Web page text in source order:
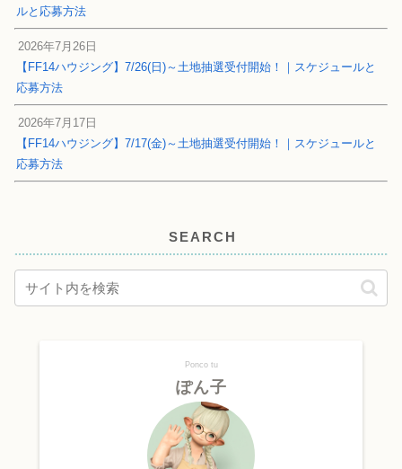
ルと応募方法
2026年7月26日
【FF14ハウジング】7/26(日)～土地抽選受付開始！｜スケジュールと
応募方法
2026年7月17日
【FF14ハウジング】7/17(金)～土地抽選受付開始！｜スケジュールと
応募方法
SEARCH
Ponco tu
ぽん子